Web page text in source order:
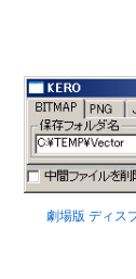
劇場版 ディス